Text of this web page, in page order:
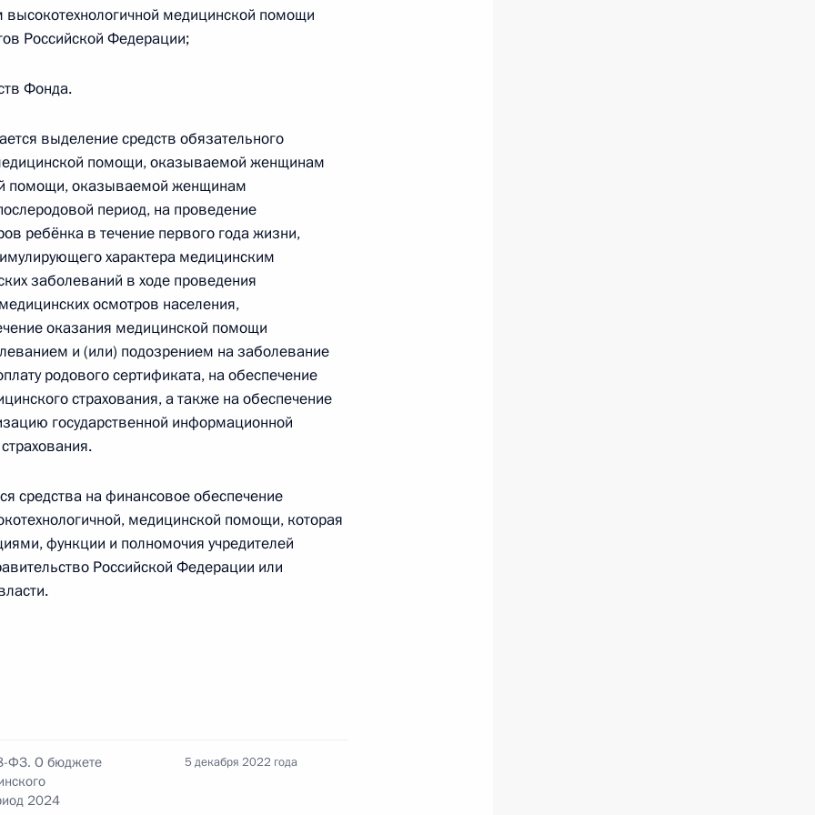
наградами
Марии Пироговой (посмертно)
о поощрении
о валютном регулировании и валютном
медицинской помощи
Российской Федерации;
Фонда.
выделение средств обязательного
помощи, оказываемой женщинам
помощи, оказываемой женщинам
период, на проведение
ребёнка в течение первого года жизни,
характера медицинским
заболеваний в ходе проведения
осмотров населения,
оказания медицинской помощи
и (или) подозрением на заболевание
родового сертификата, на обеспечение
страхования, а также на обеспечение
государственной информационной
средства на финансовое обеспечение
медицинской помощи, которая
функции и полномочия учредителей
Российской Федерации или
ФЗ. О бюджете
2024
5 декабря 2022 года